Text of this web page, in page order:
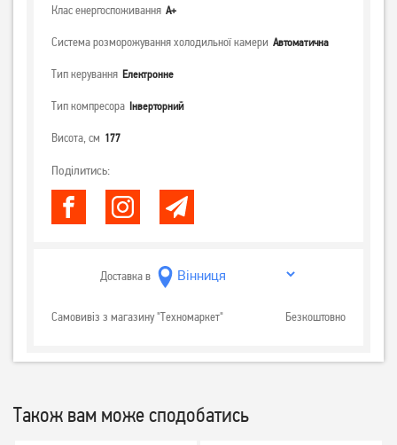
Клас енергоспоживання А+
Система розморожування холодильної камери Автоматична
Тип керування Електронне
Тип компресора Інверторний
Висота, см 177
Поділитись:
Доставка в
Самовивіз з магазину "Техномаркет" Безкоштовно
Також вам може сподобатись